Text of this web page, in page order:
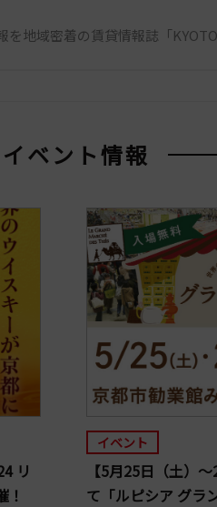
を地域密着の賃貸情報誌「
ベント情報
リ
！
イベント
【5月25日（土）
て「ルピシア グラ